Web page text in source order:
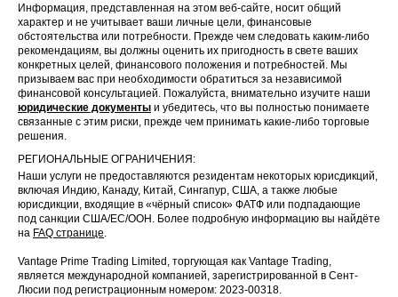
Информация, представленная на этом веб-сайте, носит общий
характер и не учитывает ваши личные цели, финансовые
обстоятельства или потребности. Прежде чем следовать каким-либо
рекомендациям, вы должны оценить их пригодность в свете ваших
конкретных целей, финансового положения и потребностей. Мы
призываем вас при необходимости обратиться за независимой
финансовой консультацией. Пожалуйста, внимательно изучите наши
юридические документы и убедитесь, что вы полностью понимаете
связанные с этим риски, прежде чем принимать какие-либо торговые
решения.
РЕГИОНАЛЬНЫЕ ОГРАНИЧЕНИЯ:
Наши услуги не предоставляются резидентам некоторых юрисдикций,
включая Индию, Канаду, Китай, Сингапур, США, а также любые
юрисдикции, входящие в «чёрный список» ФАТФ или подпадающие
под санкции США/ЕС/ООН. Более подробную информацию вы найдёте
на FAQ странице.
Vantage Prime Trading Limited, торгующая как Vantage Trading,
является международной компанией, зарегистрированной в Сент-
Люсии под регистрационным номером: 2023-00318.